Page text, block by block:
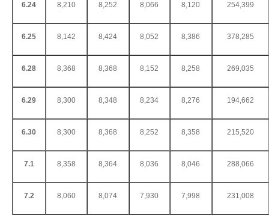
6.24 8,210 8,252 8,066 8,120 254,399
6.25 8,142 8,424 8,052 8,386 378,285
6.28 8,368 8,368 8,152 8,258 269,035
6.29 8,300 8,348 8,234 8,276 194,662
6.30 8,300 8,368 8,252 8,358 215,520
7.1 8,358 8,364 8,036 8,046 288,066
7.2 8,060 8,074 7,930 7,998 231,008